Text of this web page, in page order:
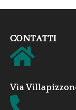
CONTATTI
Via